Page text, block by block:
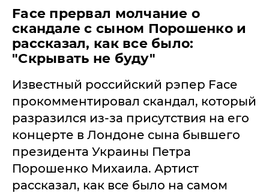
Face прервал молчание о
скандале с сыном Порошенко и
рассказал, как все было:
"Скрывать не буду"
​Известный российский рэпер Face
прокомментировал скандал, который
разразился из-за присутствия на его
концерте в Лондоне сына бывшего
президента Украины Петра
Порошенко Михаила. Артист
рассказал, как все было на самом